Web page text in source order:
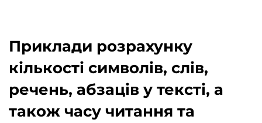
Приклади розрахунку
кількості символів, слів,
речень, абзаців у тексті, а
також часу читання та